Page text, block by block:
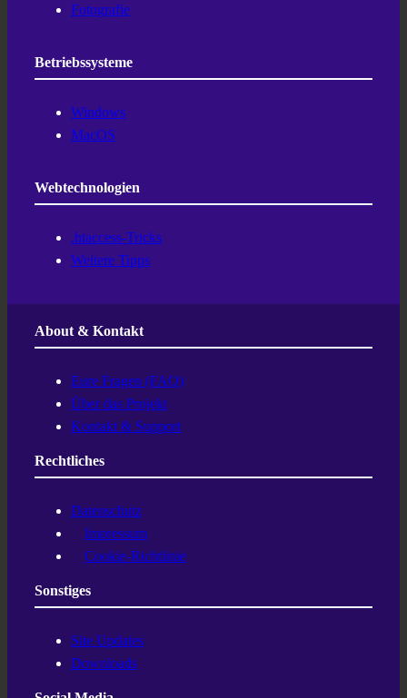
Fotografie
Betriebssysteme
Windows
MacOS
Webtechnologien
.htaccess-Tricks
Weitere Tipps
About & Kontakt
Eure Fragen (FAQ)
Über das Projekt
Kontakt & Support
Rechtliches
Datenschutz
Impressum
Cookie-Richtlinie
Sonstiges
Site Updates
Downloads